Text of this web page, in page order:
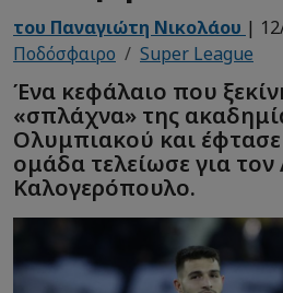
του Παναγιώτη Νικολάου |
Ποδόσφαιρο
Super League
Ένα κεφάλαιο που
«σπλάχνα» της
Ολυμπιακού και
ομάδα τελείωσε για τον
Καλογερόπουλο.